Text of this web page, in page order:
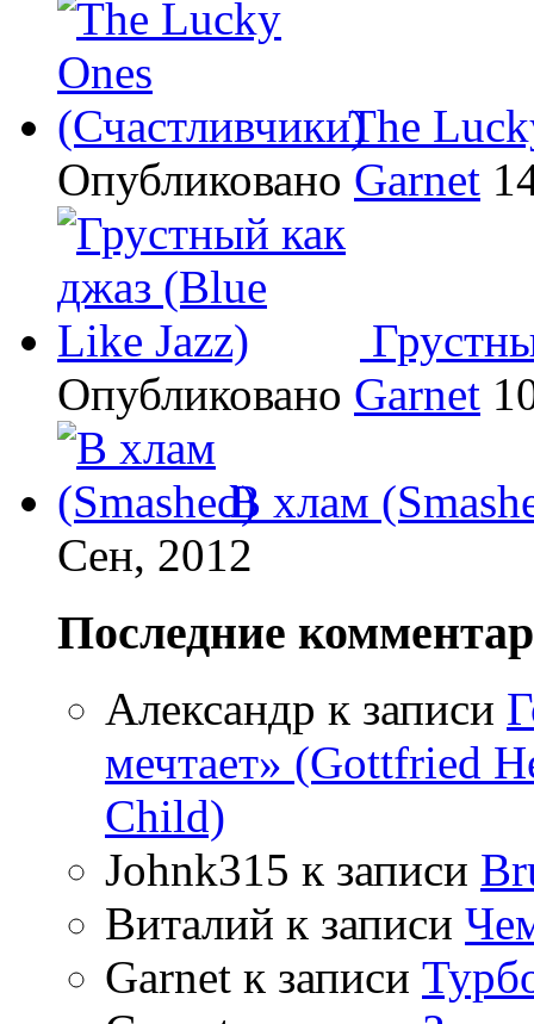
The
Опубликовано Garnet
Опубликовано Garnet
В хлам
Сен, 2012
Последние
Александр к записи
мечтает» (Gottfried
Child)
Johnk315 к записи
Виталий к записи
Garnet к записи